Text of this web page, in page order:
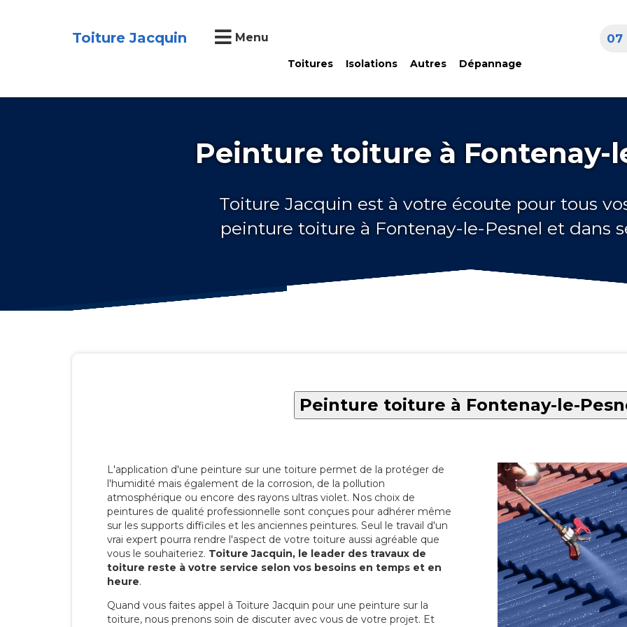
Toiture Jacquin Menu
Toitures Isolations Autres Dépannage
07
Peinture toiture à Fontenay-
Toiture Jacquin est à votre écoute pour tous
peinture toiture à Fontenay-le-Pesnel et dans
Peinture toiture à Fontenay-le-
L'application d'une peinture sur une toiture permet de la protéger de
l'humidité mais également de la corrosion, de la pollution
atmosphérique ou encore des rayons ultras violet. Nos choix de
peintures de qualité professionnelle sont conçues pour adhérer même
sur les supports difficiles et les anciennes peintures. Seul le travail d'un
vrai expert pourra rendre l'aspect de votre toiture aussi agréable que
vous le souhaiteriez. Toiture Jacquin, le leader des travaux de
toiture reste à votre service selon vos besoins en temps et en
heure.
Quand vous faites appel à Toiture Jacquin pour une peinture sur la
toiture, nous prenons soin de discuter avec vous de votre projet. Et